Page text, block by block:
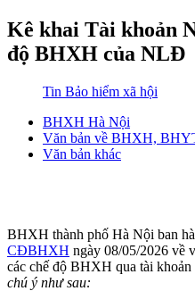
Kê khai Tài khoản
độ BHXH của NLĐ
Tin Bảo hiểm xã hội
BHXH Hà Nội
Văn bản về BHXH,
Văn bản khác
BHXH thành phố Hà Nội ban
CĐBHXH ngày 08/05/2026 về
các chế độ BHXH qua tài khoản
chú ý như sau: